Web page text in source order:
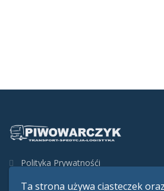
Ta strona używa ciasteczek
Polityka Prywatnośći